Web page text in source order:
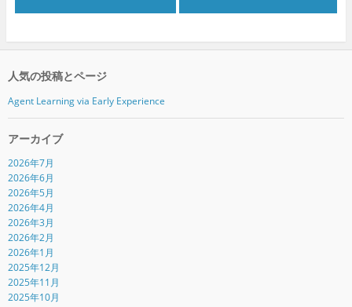
人気の投稿とページ
Agent Learning via Early Experience
アーカイブ
2026年7月
2026年6月
2026年5月
2026年4月
2026年3月
2026年2月
2026年1月
2025年12月
2025年11月
2025年10月